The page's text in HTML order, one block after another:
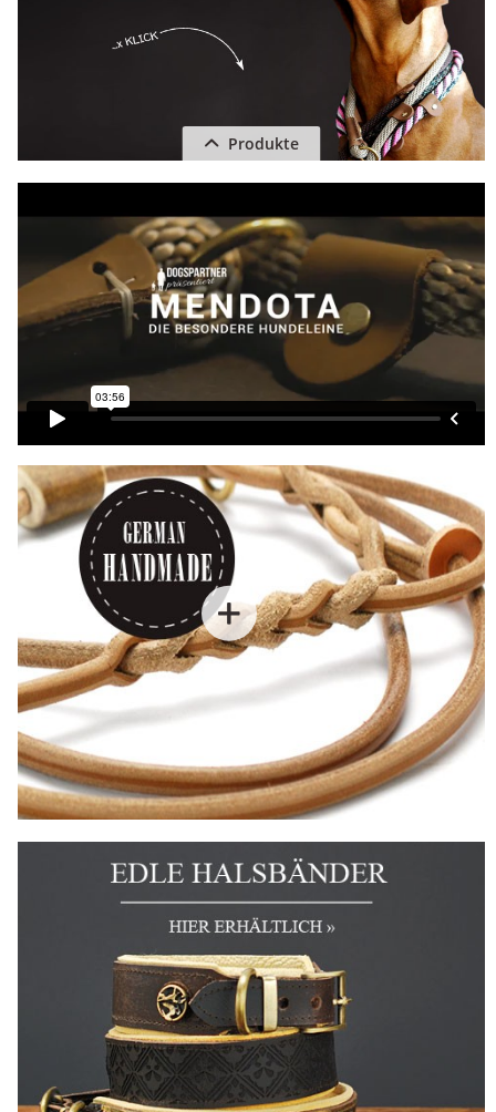
Produkte
Handgefertigte Rundleder Führleine
Diese leichte handgefertigte Rundleder Führleine ist eine
29,90 € *